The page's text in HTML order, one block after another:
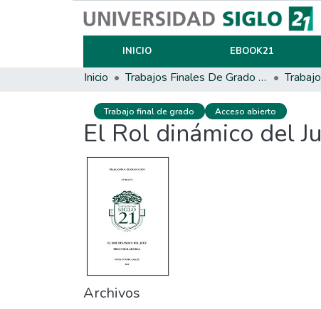
INICIO EBOOK21
Inicio Trabajos Finales De Grado Y Posgrado
Trabajo final de grado Acceso abierto
El Rol dinámico del
Archivos